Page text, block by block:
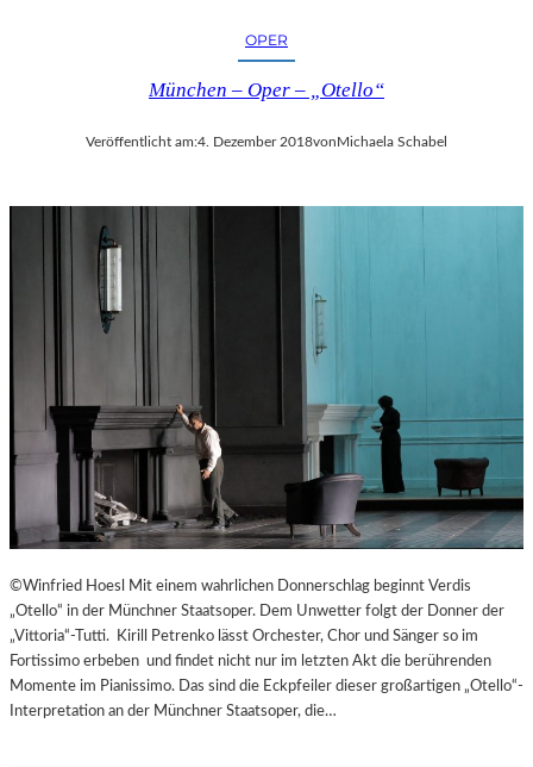
OPER
München – Oper – „Otello“
Veröffentlicht am:4. Dezember 2018von Michaela Schabel
©Winfried Hoesl Mit einem wahrlichen Donnerschlag beginnt Verdis
„Otello“ in der Münchner Staatsoper. Dem Unwetter folgt der Donner der
„Vittoria“-Tutti. Kirill Petrenko lässt Orchester, Chor und Sänger so im
Fortissimo erbeben und findet nicht nur im letzten Akt die berührenden
Momente im Pianissimo. Das sind die Eckpfeiler dieser großartigen „Otello“-
Interpretation an der Münchner Staatsoper, die…